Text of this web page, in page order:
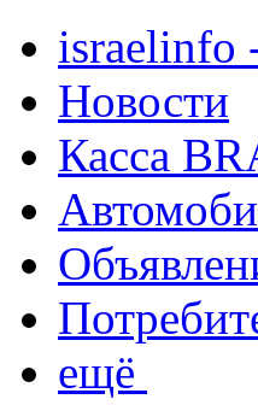
israelinfo
Новости
Касса
ещё